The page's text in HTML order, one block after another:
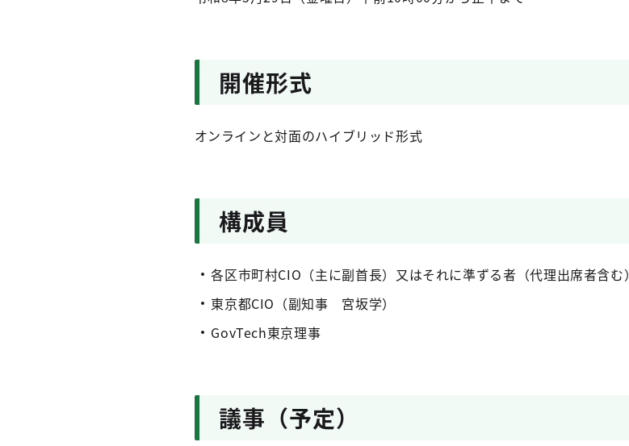
開催形式
オンラインと対面のハイブリッド形式
構成員
各区市町村CIO（主に副首長）又はそれに準ずる者（代理出席者含む）
東京都CIO（副知事 宮坂学）
GovTech東京理事
議事（予定）